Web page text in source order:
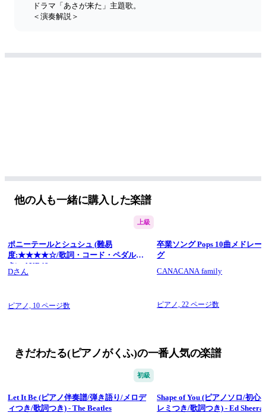
ドラマ「あさが来た」主題歌。
＜演奏解説＞
シンプルなリズムで弾けるように作りました。
他の人も一緒に購入した楽譜
上級
ポニーテールとシュシュ (難易
度:★★★★☆/歌詞・コード・ペダル付
き) - AKB48
Dさん
ピアノ, 10 ページ数
卒業ソング Pops 10曲メドレー
グ
CANACANA family
ピアノ,22 ページ数
きだわたる(ピアノがくふ)の一番人気の楽譜
初級
Let It Be (ピアノ伴奏譜/弾き語り/メロデ
ィつき/歌詞つき) - The Beatles
Shape of You (ピアノソロ/初心者向け/ド
レミつき/歌詞つき) - Ed